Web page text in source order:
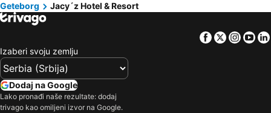
Geteborg
Jacy´z Hotel & Resort
Facebook
Twitter
Izaberi svoju zemlju
Dodaj na Google
Lako pronađi naše rezultate: dodaj
trivago kao omiljeni izvor na Google.